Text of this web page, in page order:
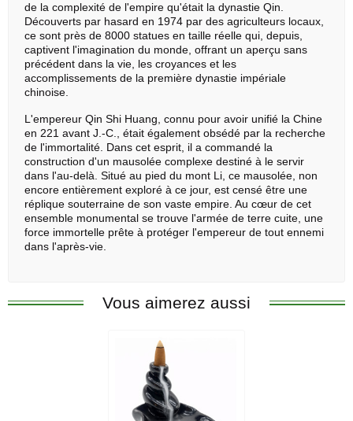
de la complexité de l'empire qu'était la dynastie Qin.
Découverts par hasard en 1974 par des agriculteurs locaux,
ce sont près de 8000 statues en taille réelle qui, depuis,
captivent l'imagination du monde, offrant un aperçu sans
précédent dans la vie, les croyances et les
accomplissements de la première dynastie impériale
chinoise.
L'empereur Qin Shi Huang, connu pour avoir unifié la Chine
en 221 avant J.-C., était également obsédé par la recherche
de l'immortalité. Dans cet esprit, il a commandé la
construction d'un mausolée complexe destiné à le servir
dans l'au-delà. Situé au pied du mont Li, ce mausolée, non
encore entièrement exploré à ce jour, est censé être une
réplique souterraine de son vaste empire. Au cœur de cet
ensemble monumental se trouve l'armée de terre cuite, une
force immortelle prête à protéger l'empereur de tout ennemi
dans l'après-vie.
Vous aimerez aussi